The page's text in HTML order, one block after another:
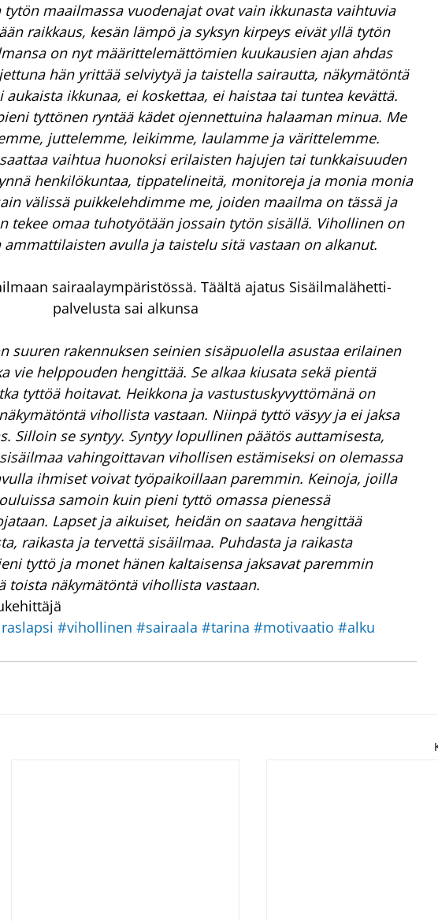
maailmassa vuodenajat ovat vain ikkunasta vaihtuvia
raikkaus, kesän lämpö ja syksyn kirpeys eivät yllä tytön
on nyt määrittelemättömien kuukausien ajan ahdas
hän yrittää selviytyä ja taistella sairautta, näkymätöntä
aukaista ikkunaa, ei koskettaa, ei haistaa tai tuntea kevättä.
tyttönen ryntää kädet ojennettuina halaaman minua. Me
juttelemme, leikimme, laulamme ja värittelemme.
vaihtua huonoksi erilaisten hajujen tai tunkkaisuuden
henkilökuntaa, tippatelineitä, monitoreja ja monia monia
välissä puikkelehdimme me, joiden maailma on tässä ja
tekee omaa tuhotyötään jossain tytön sisällä. Vihollinen on
avulla ja taistelu sitä vastaan on alkanut.
sairaalaympäristössä. Täältä ajatus Sisäilmalähetti-
palvelusta sai alkunsa
suuren rakennuksen seinien sisäpuolella asustaa erilainen
vie helppouden hengittää. Se alkaa kiusata sekä pientä
tyttöä hoitavat. Heikkona ja vastustuskyvyttömänä on
vihollista vastaan. Niinpä tyttö väsyy ja ei jaksa
Silloin se syntyy. Syntyy lopullinen päätös auttamisesta,
vahingoittavan vihollisen estämiseksi on olemassa
ihmiset voivat työpaikoillaan paremmin. Keinoja, joilla
samoin kuin pieni tyttö omassa pienessä
Lapset ja aikuiset, heidän on saatava hengittää
raikasta ja tervettä sisäilmaa. Puhdasta ja raikasta
tyttö ja monet hänen kaltaisensa jaksavat paremmin
toista näkymätöntä vihollista vastaan.
#vihollinen #sairaala #tarina #motivaatio #alku